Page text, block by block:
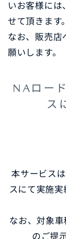
いお客様には
せて頂きます。
なお、販売店
願いします。
NAロー
ス
本サービス
スにて実施
なお、対象
のご提